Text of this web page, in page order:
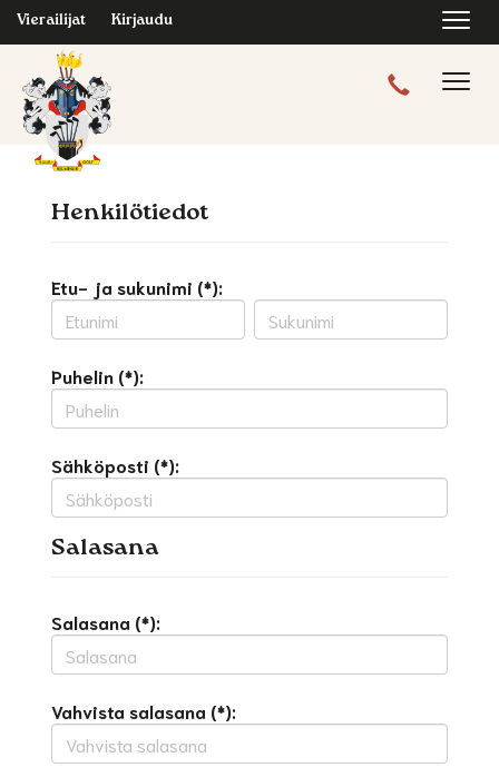
Vierailijat Kirjaudu
Henkilötiedot
Etu- ja sukunimi (*):
Puhelin (*):
Sähköposti (*):
Salasana
Salasana (*):
Vahvista salasana (*):